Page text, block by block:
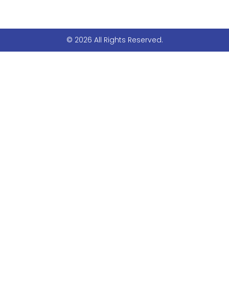
© 2026 All Rights Reserved.